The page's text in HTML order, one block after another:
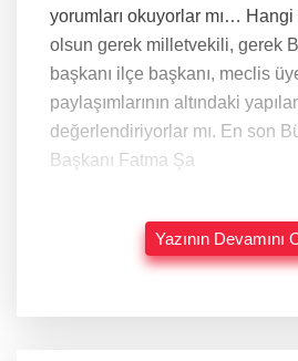
yorumları okuyorlar mı…
olsun gerek milletvekili, gerek
başkanı ilçe başkanı, meclis
paylaşımlarının altındaki
değerlendiriyorlar mı. En son Büyükşehir Belediye
Başkanı Fatma Şa
Yazının Devamını